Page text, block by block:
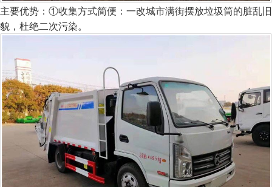
主要优势： ①收集方式简便：一改城市满街摆放垃圾筒的脏乱旧
貌，杜绝二次污染。